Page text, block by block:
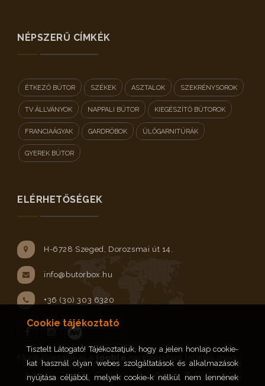
NÉPSZERŰ CÍMKÉK
ÉTKEZŐ BÚTOR SZÉKEK ASZTALOK SZEKRÉNYSOROK
TV ÁLLVÁNYOK NAPPALI BÚTOR KIEGÉSZÍTŐ BÚTOROK
FRANCIAÁGYAK GARDRÓBOK ÜLŐGARNITÚRÁK
GYEREK BÚTOR
ELÉRHETŐSÉGEK
H-6728 Szeged, Dorozsmai út 14.
info@butorbox.hu
+36 (30) 303 6320
FacebookInstagram
Munkatársainkat a jooble segítségével találjuk meg.
Cookie tájékoztató
Tisztelt Látogató! Tájékoztatjuk, hogy a jelen honlap cookie-
kat használ olyan webes szolgáltatások és alkalmazások
nyújtása céljából, melyek cookie-k nélkül nem lennének